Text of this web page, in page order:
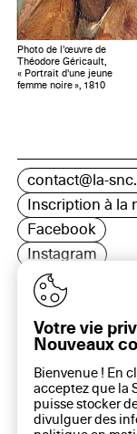
Photo de l’œuvre de
Théodore Géricault,
« Portrait d'une jeune
femme noire », 1810
contact@la-
Inscription à la
Facebook
Instagram
LinkedIn
16 rue
Plan du site
Aide sur ce site
Gestion des
Votre vie
Nouveaux
Bienvenue ! En
acceptez que la
puisse stocker
divulguer des